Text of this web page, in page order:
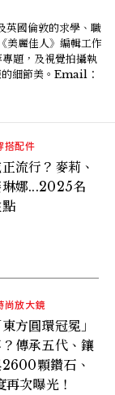
國倫敦的求學、職
美麗佳人》編輯工作
題，及視覺拍攝執
細節美。Email：
搭配件
流行？麥莉、
娜...2025名
尚放大鏡
方圓環冠冕」
傳承五代、鑲
顆鑽石、
次曝光！